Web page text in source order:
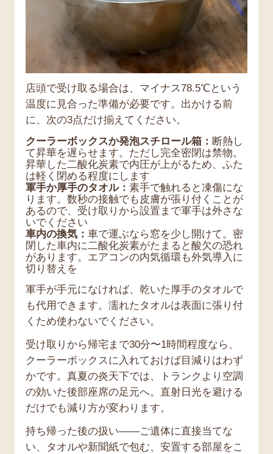
店頭で受け取る場合は、マイナス78.5℃という
温度に見合った準備が必要です。出かける前
に、次の3点だけ揃えてください。
クーラーボックスか発泡スチロール箱： 断熱し
て昇華を遅らせます。ただし完全密閉は禁物。
昇華した二酸化炭素で内圧が上がるため、ふた
は軽く閉める程度にします
軍手か厚手のタオル： 素手で触れると凍傷にな
ります。数秒の接触でも皮膚が張り付くことが
あるので、受け取りから設置まで軍手は外さな
いでください
車内の換気： 車で運ぶなら窓を少し開けて。密
閉した車内に二酸化炭素がたまると酸欠の恐れ
があります。エアコンの内気循環も外気導入に
切り替えを
軍手が手元になければ、乾いた厚手のタオルで
も代用できます。濡れたタオルは表面に張り付
くため使わないでください。
受け取りから帰宅まで30分〜1時間程度なら、
クーラーボックスに入れておけば目減りはわず
かです。真夏の炎天下では、トランクより空調
の効いた後部座席の足元へ。直射日光を避ける
だけでも減り方が変わります。
持ち帰った後の扱い——ご遺体に直接当てな
い、タオルや新聞紙で包む、安置する部屋をこ